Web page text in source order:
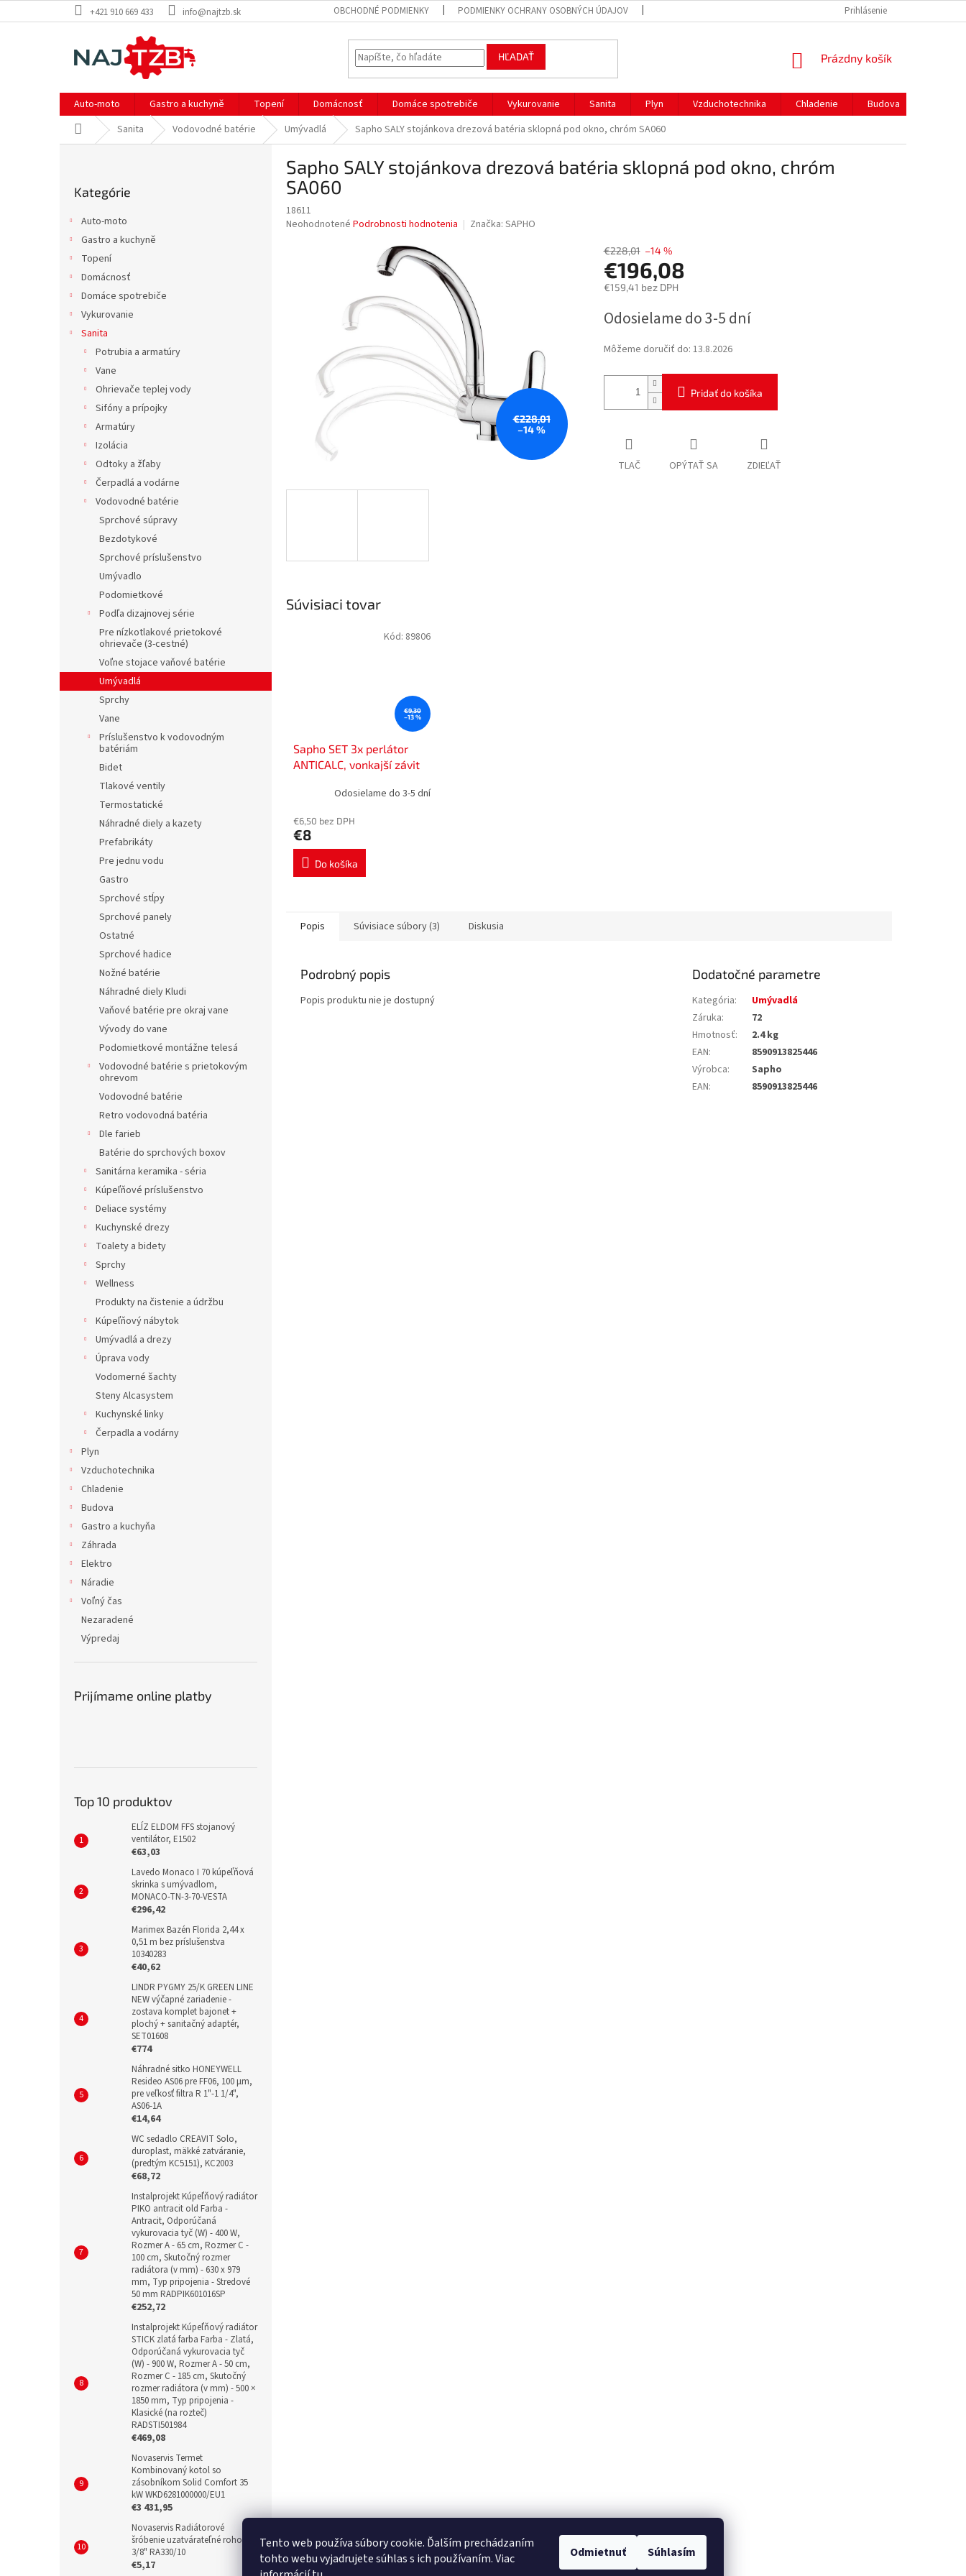
Tento web používa súbory cookie. Ďalším prechádzaním
tohto webu vyjadrujete súhlas s ich používaním. Viac
Odmietnuť Súhlasím
na
+421 910 669 433 info@najtzb.sk OBCHODNÉ PODMIENKY PODMIENKY OCHRANY OSOBNÝCH ÚDAJOV PREPRAVA A PLATBYPrihlásenie
HĽADAŤ
NÁKUPNÝ
Prázdny košík
Auto-moto Gastro a kuchyně Topení Domácnosť Domáce spotrebiče Vykurovanie Sanita Plyn Vzduchotechnika Chladenie Budova
DomovSanita Vodovodné batérie Umývadlá Sapho SALY stojánkova drezová batéria sklopná pod okno, chróm SA060
kategórie
Kategórie
Auto-moto
Gastro a kuchyně
Topení
Domácnosť
Domáce spotrebiče
Vykurovanie
Sanita
Potrubia a armatúry
Vane
Ohrievače teplej vody
Sifóny a prípojky
Armatúry
Izolácia
Odtoky a žľaby
Čerpadlá a vodárne
Vodovodné batérie
Sprchové súpravy
Bezdotykové
Sprchové príslušenstvo
Umývadlo
Podomietkové
Podľa dizajnovej série
Pre nízkotlakové prietokové
ohrievače (3-cestné)
Voľne stojace vaňové batérie
Umývadlá
Sprchy
Vane
Príslušenstvo k vodovodným
batériám
Bidet
Tlakové ventily
Termostatické
Náhradné diely a kazety
Prefabrikáty
Pre jednu vodu
Gastro
Sprchové stĺpy
Sprchové panely
Ostatné
Sprchové hadice
Nožné batérie
Náhradné diely Kludi
Vaňové batérie pre okraj vane
Vývody do vane
Podomietkové montážne telesá
Vodovodné batérie s prietokovým
ohrevom
Vodovodné batérie
Retro vodovodná batéria
Dle farieb
Batérie do sprchových boxov
Sanitárna keramika - séria
Kúpeľňové príslušenstvo
Deliace systémy
Kuchynské drezy
Toalety a bidety
Sprchy
Wellness
Produkty na čistenie a údržbu
Kúpeľňový nábytok
Umývadlá a drezy
Úprava vody
Vodomerné šachty
Steny Alcasystem
Kuchynské linky
Čerpadla a vodárny
Plyn
Vzduchotechnika
Chladenie
Budova
Gastro a kuchyňa
Záhrada
Elektro
Náradie
Voľný čas
Nezaradené
Výpredaj
Prijímame online platby
Top 10 produktov
ELÍZ ELDOM FFS stojanový
ventilátor, E1502
€63,03
Lavedo Monaco I 70 kúpeľňová
skrinka s umývadlom,
MONACO-TN-3-70-VESTA
€296,42
Marimex Bazén Florida 2,44 x
0,51 m bez príslušenstva
10340283
€40,62
LINDR PYGMY 25/K GREEN LINE
NEW výčapné zariadenie -
zostava komplet bajonet +
plochý + sanitačný adaptér,
SET01608
€774
Náhradné sitko HONEYWELL
Resideo AS06 pre FF06, 100 µm,
pre veľkosť filtra R 1"-1 1/4",
AS06-1A
€14,64
WC sedadlo CREAVIT Solo,
duroplast, mäkké zatváranie,
(predtým KC5151), KC2003
€68,72
Instalprojekt Kúpeľňový radiátor
PIKO antracit old Farba -
Antracit, Odporúčaná
vykurovacia tyč (W) - 400 W,
Rozmer A - 65 cm, Rozmer C -
100 cm, Skutočný rozmer
radiátora (v mm) - 630 x 979
mm, Typ pripojenia - Stredové
50 mm RADPIK601016SP
€252,72
Instalprojekt Kúpeľňový radiátor
STICK zlatá farba Farba - Zlatá,
Odporúčaná vykurovacia tyč
(W) - 900 W, Rozmer A - 50 cm,
Rozmer C - 185 cm, Skutočný
rozmer radiátora (v mm) - 500 ×
1850 mm, Typ pripojenia -
Klasické (na rozteč)
RADSTI501984
€469,08
Novaservis Termet
Kombinovaný kotol so
zásobníkom Solid Comfort 35
kW WKD6281000000/EU1
€3 431,95
Novaservis Radiátorové
šróbenie uzatvárateľné rohové
3/8" RA330/10
€5,17
Sapho SALY stojánkova drezová batéria sklopná pod okno, chróm
SA060
18611
Priemerné
Neohodnotené Podrobnosti hodnotenia Značka: SAPHO
€228,01
–14 %
€228,01 –14 %
€196,08
€159,41 bez DPH
cena:
Odosielame do 3-5 dní
Môžeme doručiť do: 13.8.2026
Pridať do košíka
TLAČ OPÝTAŤ SA ZDIEĽAŤ
Súvisiaci tovar
€9,30
–13 %
Sapho SET 3x perlátor
ANTICALC, vonkajší závit
Odosielame do 3-5 dní
€6,50 bez DPH
€8
Do košíka
Kód: 89806
Popis Súvisiace súbory (3) Diskusia
Podrobný popis
Popis produktu nie je dostupný
Dodatočné parametre
Kategória:
Umývadlá
Záruka:
72
Hmotnosť:
2.4 kg
EAN:
8590913825446
Výrobca:
Sapho
EAN: 8590913825446